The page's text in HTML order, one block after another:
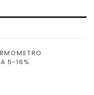
5-16%